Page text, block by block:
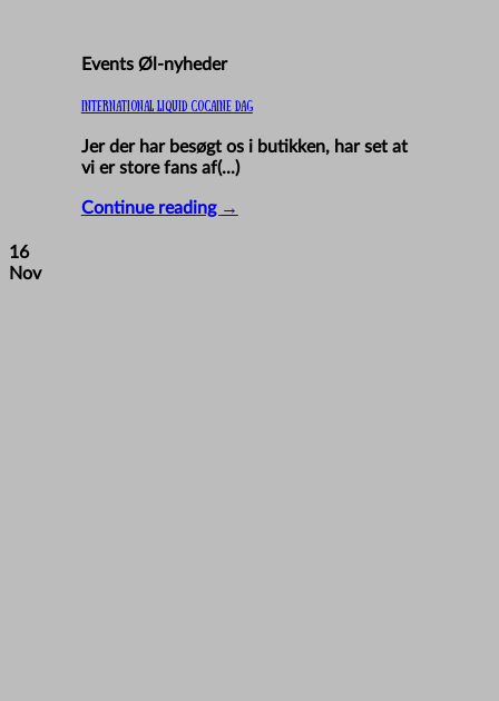
Events Øl-nyheder
International Liquid Cocaine Dag
Jer der har besøgt os i butikken, har set at
vi er store fans af(...)
Continue reading →
16
Nov